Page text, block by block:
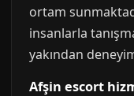
ortam
insanlarla
yakından
Afşin escort